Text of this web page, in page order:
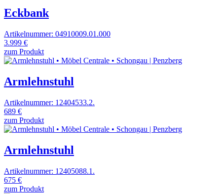
Eckbank
Artikelnummer: 04910009.01.000
3.999 €
zum Produkt
Armlehnstuhl
Artikelnummer: 12404533.2.
689 €
zum Produkt
Armlehnstuhl
Artikelnummer: 12405088.1.
675 €
zum Produkt